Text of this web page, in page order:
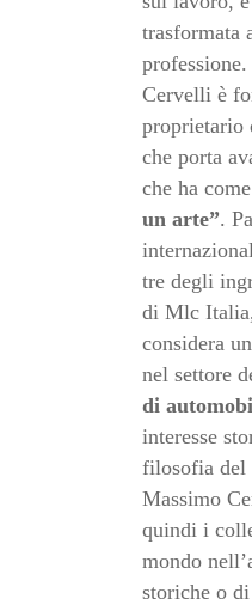
trasformata
Cervelli è
che porta
che ha
un arte”.
tre degli
di Mlc
considera
nel settore
di
interesse
filosofia del
Massimo
quindi i
mondo
storiche o